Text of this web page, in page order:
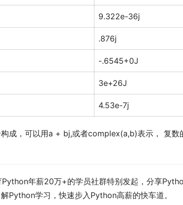
9.322e-36j
.876j
-.6545+0J
3e+26J
4.53e-7j
成，可以用a + bj,或者complex(a,b)表示， 复数
Python年薪20万+的学员社群特别发起，分享
Python学习，快速步入Python高薪的快车道。